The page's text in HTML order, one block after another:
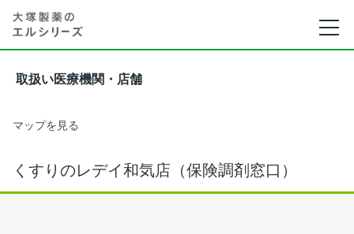
取扱い医療機関・店舗
マップを見る
くすりのレデイ和気店（保険調剤窓口）